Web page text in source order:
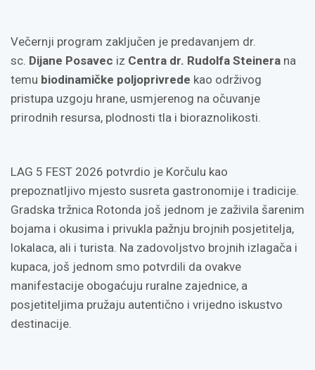
Večernji program zaključen je predavanjem dr.
sc. Dijane Posavec iz Centra dr. Rudolfa Steinera na
temu biodinamičke poljoprivrede kao održivog
pristupa uzgoju hrane, usmjerenog na očuvanje
prirodnih resursa, plodnosti tla i bioraznolikosti.
LAG 5 FEST 2026 potvrdio je Korčulu kao
prepoznatljivo mjesto susreta gastronomije i tradicije.
Gradska tržnica Rotonda još jednom je zaživila šarenim
bojama i okusima i privukla pažnju brojnih posjetitelja,
lokalaca, ali i turista. Na zadovoljstvo brojnih izlagača i
kupaca, još jednom smo potvrdili da ovakve
manifestacije obogaćuju ruralne zajednice, a
posjetiteljima pružaju autentično i vrijedno iskustvo
destinacije.